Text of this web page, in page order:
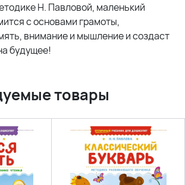
Н. Павловой, маленький
с основами грамоты,
внимание и мышление и создаст
будущее!
товары